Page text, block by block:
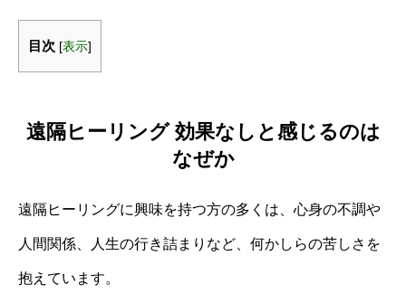
目次 [表示]
遠隔ヒーリング 効果なしと感じるのは
なぜか
遠隔ヒーリングに興味を持つ方の多くは、心身の不調や
人間関係、人生の行き詰まりなど、何かしらの苦しさを
抱えています。